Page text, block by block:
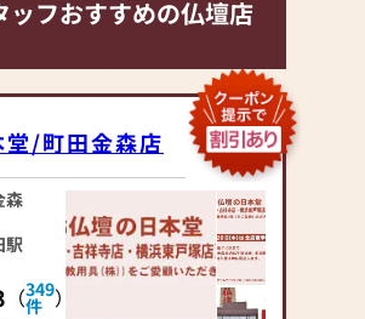
ーカ
との
住宅
カー
コレ
る人
しい
。
ビス
人気
感の
具、
の仏
揃え
は納
まで
対応
ッフおすすめの仏壇店
堂/町田金森店
森
駅
（349
件 ）